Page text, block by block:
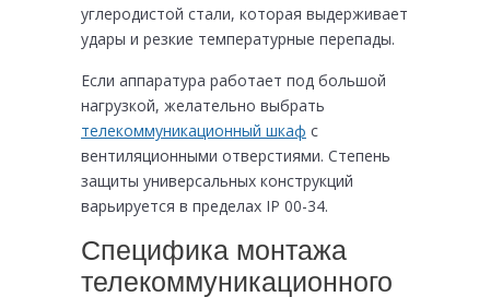
углеродистой стали, которая выдерживает
удары и резкие температурные перепады.
Если аппаратура работает под большой
нагрузкой, желательно выбрать
телекоммуникационный шкаф с
вентиляционными отверстиями. Степень
защиты универсальных конструкций
варьируется в пределах IP 00-34.
Специфика монтажа
телекоммуникационного